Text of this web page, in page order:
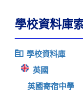
學校資料庫
學校資料庫
英國
英國寄宿中學